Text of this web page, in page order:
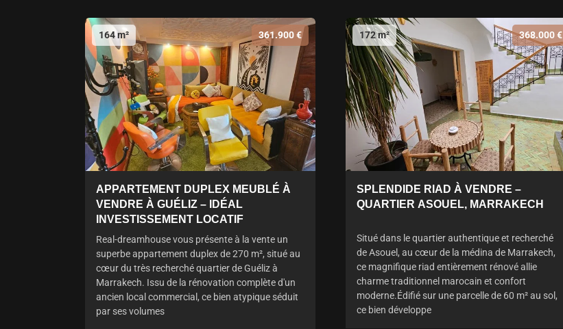
164 m² 361.900 €
APPARTEMENT DUPLEX MEUBLÉ À
VENDRE À GUÉLIZ – IDÉAL
INVESTISSEMENT LOCATIF
Real-dreamhouse vous présente à la vente un
superbe appartement duplex de 270 m², situé au
cœur du très recherché quartier de Guéliz à
Marrakech. Issu de la rénovation complète d'un
ancien local commercial, ce bien atypique séduit
par ses volumes
172 m² 368.000 €
SPLENDIDE RIAD À VENDRE –
QUARTIER ASOUEL, MARRAKECH
Situé dans le quartier authentique et recherché
de Asouel, au cœur de la médina de Marrakech,
ce magnifique riad entièrement rénové allie
charme traditionnel marocain et confort
moderne.Édifié sur une parcelle de 60 m² au sol,
ce bien développe